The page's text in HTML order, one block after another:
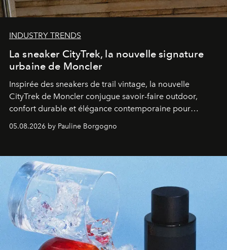
INDUSTRY TRENDS
La sneaker CityTrek, la nouvelle signature
urbaine de Moncler
Inspirée des sneakers de trail vintage, la nouvelle
CityTrek de Moncler conjugue savoir-faire outdoor,
confort durable et élégance contemporaine pour
accompagner les explorations du quotidien.
05.08.2026 by Pauline Borgogno